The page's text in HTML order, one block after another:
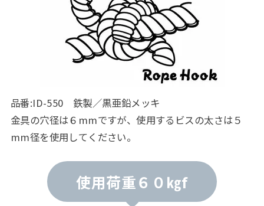
品番:ID-550 鉄製／黒亜鉛メッキ
金具の穴径は６mmですが、使用するビスの太さは５
mm径を使用してください。
使用荷重６０㎏f